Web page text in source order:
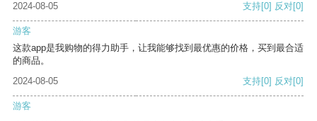
2024-08-05 支持[0] 反对[0]
游客
这款app是我购物的得力助手，让我能够找到最优惠的价格，买到最合适
的商品。
2024-08-05
支持[0] 反对[0]
游客